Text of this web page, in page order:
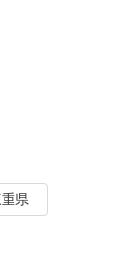
県